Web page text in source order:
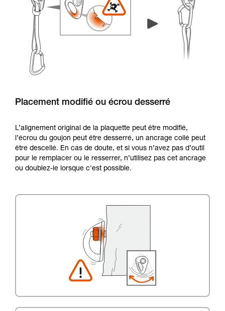
Placement modifié ou écrou desserré
L’alignement original de la plaquette peut être modifié,
l’écrou du goujon peut être desserré, un ancrage collé peut
être descellé. En cas de doute, et si vous n’avez pas d’outil
pour le remplacer ou le resserrer, n’utilisez pas cet ancrage
ou doublez-le lorsque c'est possible.